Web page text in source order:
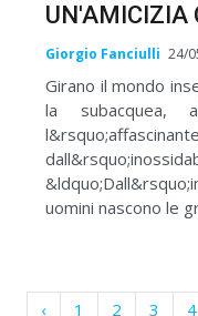
UN'AMICIZIA
Giorgio Fanciulli 24/
Girano il mondo
la subacquea,
uomini nascono le
‹ 1 2 3 4